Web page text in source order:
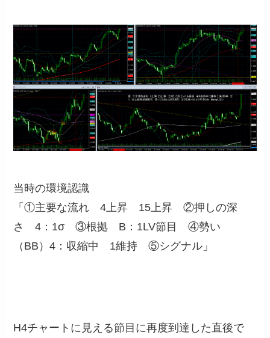
当時の環境認識
「①主要な流れ 4上昇 15上昇 ②押しの深
さ 4：1σ ③根拠 B：1LV節目 ④勢い
（BB）4：収縮中 1維持 ⑤シグナル」
H4チャートに見える節目に再度到達した直後で